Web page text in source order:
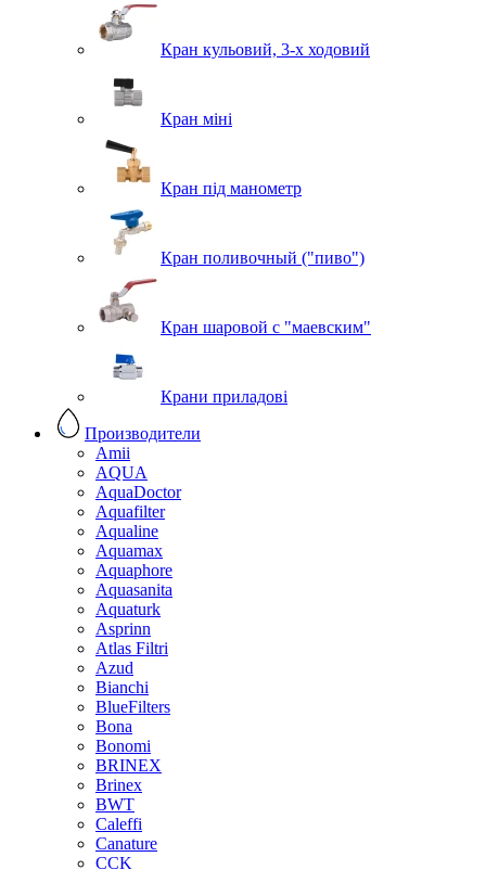
Кран кульовий, 3-х ходовий
Кран міні
Кран під манометр
Кран поливочный ("пиво")
Кран шаровой с "маевским"
Крани приладові
Производители
Amii
AQUA
AquaDoctor
Aquafilter
Aqualine
Aquamax
Aquaphore
Aquasanita
Aquaturk
Asprinn
Atlas Filtri
Azud
Bianchi
BlueFilters
Bona
Bonomi
BRINEX
Brinex
BWT
Caleffi
Canature
CCK